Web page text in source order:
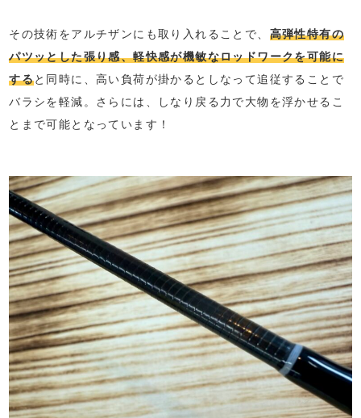
その技術をアルチザンにも取り入れることで、 高弾性特有の
パツッとした張り感、軽快感が機敏なロッドワークを可能に
すると同時に、高い負荷が掛かるとしなって追従することで
バラシを軽減。さらには、しなり戻る力で大物を浮かせるこ
とまで可能となっています！